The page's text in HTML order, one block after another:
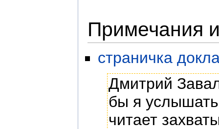
Примечания
страничка
Дмитрий
бы я
читает